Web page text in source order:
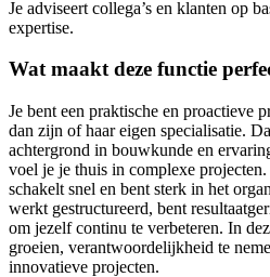
Je adviseert collega’s en klanten op
expertise.
Wat maakt deze functie
Je bent een praktische en proactieve
dan zijn of haar eigen specialisatie.
achtergrond in bouwkunde en
voel je je thuis in complexe
schakelt snel en bent sterk in het
werkt gestructureerd, bent
om jezelf continu te verbeteren. In
groeien, verantwoordelijkheid te
innovatieve projecten.